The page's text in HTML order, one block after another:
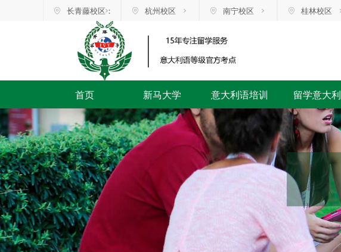
长青藤校区： 杭州校区 南宁校区 桂林校区
首页 新马大学 意大利语培训 留学意大利